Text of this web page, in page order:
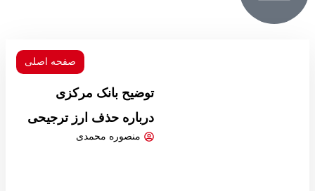
صفحه اصلی
توضیح بانک مرکزی
درباره حذف ارز ترجیحی
منصوره محمدی